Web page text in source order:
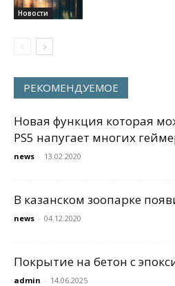
Новости
РЕКОМЕНДУЕМОЕ
Новая функция которая
PS5 напугает многих
news - 13.02.2020
В казанском зоопарке
news - 04.12.2020
Покрытие на бетон с
admin - 14.06.2025